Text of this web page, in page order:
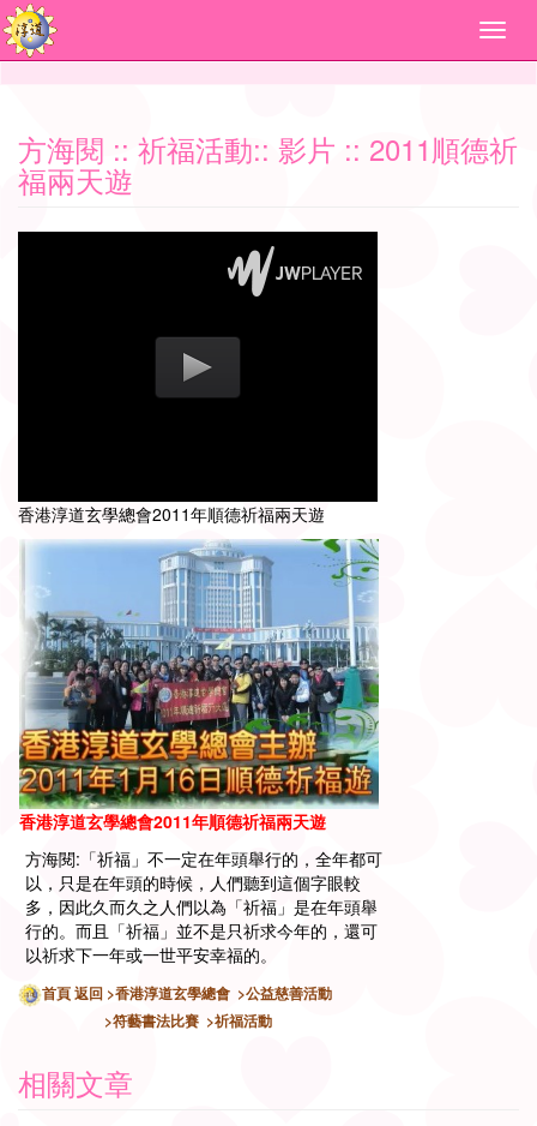
方海閱 :: 祈福活動:: 影片 :: 2011順德祈
福兩天遊
香港淳道玄學總會2011年順德祈福兩天遊
香港淳道玄學總會2011年順德祈福兩天遊
方海閱: 「祈福」不一定在年頭舉行的，全年都可
以，只是在年頭的時候，人們聽到這個字眼較
多，因此久而久之人們以為「祈福」是在年頭舉
行的。而且「祈福」並不是只祈求今年的，還可
以祈求下一年或一世平安幸福的。
首頁返回 >香港淳道玄學總會 >公益慈善活動
>符藝書法比賽 >祈福活動
相關文章